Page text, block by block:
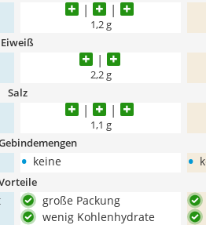
1,2 g
Eiweiß
2,2 g
Salz
1,1 g
• keine •
große Packung
wenig Kohlenhydrate